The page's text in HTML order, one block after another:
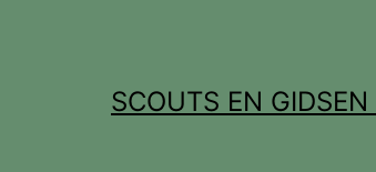
SCOUTS EN